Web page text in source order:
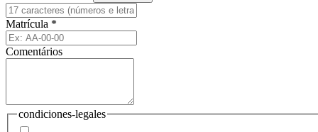
Matrícula *
Comentários
condiciones-legales